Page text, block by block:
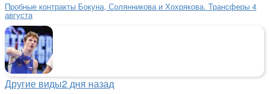
Пробные контракты Бокуна, Солянникова и Хохрякова. Трансферы 4
августа
Другие виды2 дня назад